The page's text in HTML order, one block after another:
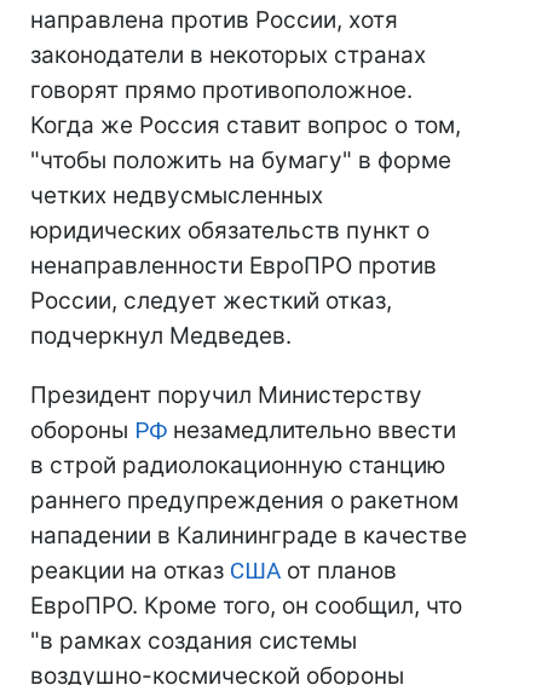
направлена против России, хотя
законодатели в некоторых странах
говорят прямо противоположное.
Когда же Россия ставит вопрос о том,
"чтобы положить на бумагу" в форме
четких недвусмысленных
юридических обязательств пункт о
ненаправленности ЕвроПРО против
России, следует жесткий отказ,
подчеркнул Медведев.
Президент поручил Министерству
обороны РФ незамедлительно ввести
в строй радиолокационную станцию
раннего предупреждения о ракетном
нападении в Калининграде в качестве
реакции на отказ США от планов
ЕвроПРО. Кроме того, он сообщил, что
"в рамках создания системы
воздушно-космической обороны